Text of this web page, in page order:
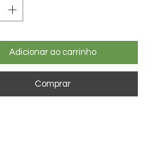
Adicionar ao carrinho
Comprar